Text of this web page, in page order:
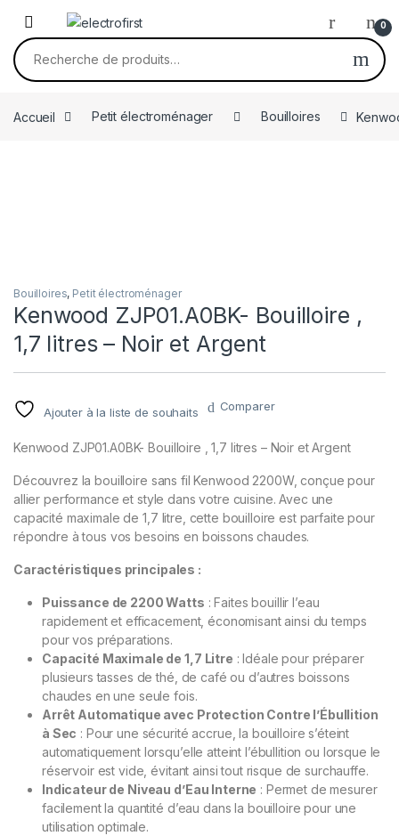
Skip to navigation
Skip to content
0
Recherche pour :
Accueil Petit électroménager Bouilloires
Bouilloires, Petit électroménager
Kenwood ZJP01.A0BK- Bouilloire ,
1,7 litres – Noir et Argent
Ajouter à la liste de souhaits Comparer
Kenwood ZJP01.A0BK- Bouilloire , 1,7 litres – Noir et Argent
Découvrez la bouilloire sans fil Kenwood 2200W, conçue pour
allier performance et style dans votre cuisine. Avec une
capacité maximale de 1,7 litre, cette bouilloire est parfaite pour
répondre à tous vos besoins en boissons chaudes.
Caractéristiques principales :
Puissance de 2200 Watts : Faites bouillir l’eau
rapidement et efficacement, économisant ainsi du temps
pour vos préparations.
Capacité Maximale de 1,7 Litre : Idéale pour préparer
plusieurs tasses de thé, de café ou d’autres boissons
chaudes en une seule fois.
Arrêt Automatique avec Protection Contre l’Ébullition
à Sec : Pour une sécurité accrue, la bouilloire s’éteint
automatiquement lorsqu’elle atteint l’ébullition ou lorsque le
réservoir est vide, évitant ainsi tout risque de surchauffe.
Indicateur de Niveau d’Eau Interne : Permet de mesurer
facilement la quantité d’eau dans la bouilloire pour une
utilisation optimale.